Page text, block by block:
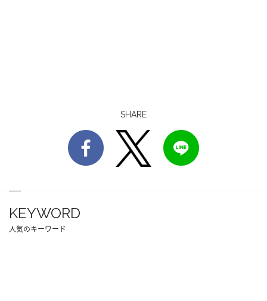
SHARE
KEYWORD
人気のキーワード